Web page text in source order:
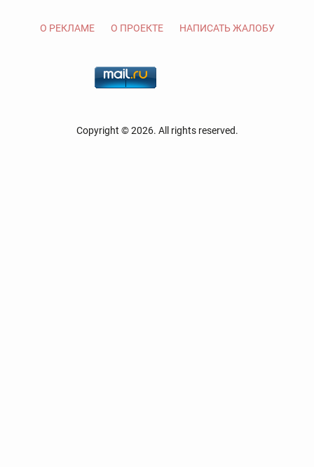
О РЕКЛАМЕ О ПРОЕКТЕ НАПИСАТЬ ЖАЛОБУ
Copyright © 2026. All rights reserved.